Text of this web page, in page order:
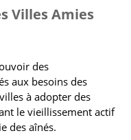
Villes Amies
des
aux besoins des
à adopter des
le vieillissement actif
des aînés.